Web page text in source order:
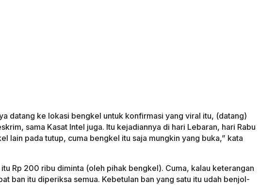
datang ke lokasi bengkel untuk konfirmasi yang viral itu, (datang)
sama Kasat Intel juga. Itu kejadiannya di hari Lebaran, hari Rabu
lain pada tutup, cuma bengkel itu saja mungkin yang buka,” kata
Rp 200 ribu diminta (oleh pihak bengkel). Cuma, kalau keterangan
ban itu diperiksa semua. Kebetulan ban yang satu itu udah benjol-